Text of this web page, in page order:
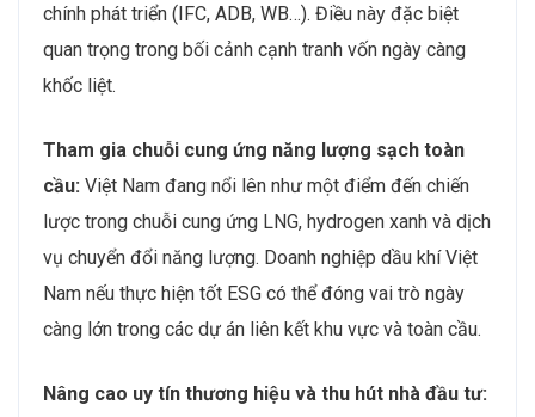
chính phát triển (IFC, ADB, WB…). Điều này đặc biệt
quan trọng trong bối cảnh cạnh tranh vốn ngày càng
khốc liệt.
Tham gia chuỗi cung ứng năng lượng sạch toàn
cầu: Việt Nam đang nổi lên như một điểm đến chiến
lược trong chuỗi cung ứng LNG, hydrogen xanh và dịch
vụ chuyển đổi năng lượng. Doanh nghiệp dầu khí Việt
Nam nếu thực hiện tốt ESG có thể đóng vai trò ngày
càng lớn trong các dự án liên kết khu vực và toàn cầu.
Nâng cao uy tín thương hiệu và thu hút nhà đầu tư: